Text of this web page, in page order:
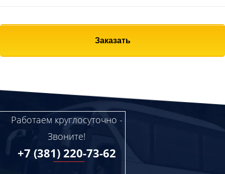
Заказать
Работаем круглосуточно -
Звоните!
+7 (381) 220-73-62